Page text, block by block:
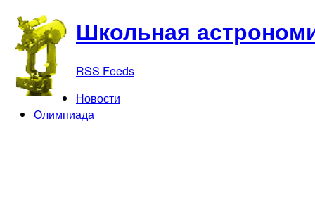
Школьная
RSS Feeds
Новости
Олимпиада